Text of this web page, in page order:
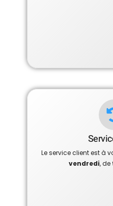
Le service client est à
vendredi, de